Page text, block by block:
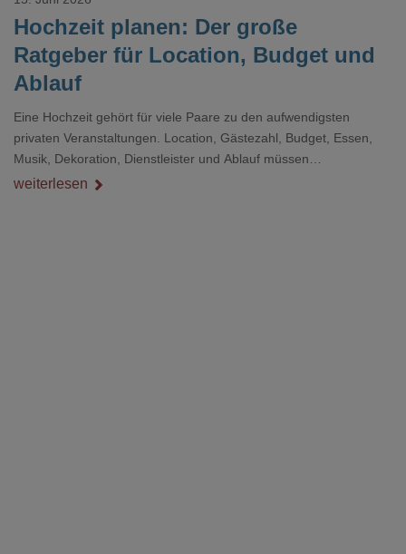
Hochzeit planen: Der große
Ratgeber für Location, Budget und
Ablauf
Eine Hochzeit gehört für viele Paare zu den aufwendigsten
privaten Veranstaltungen. Location, Gästezahl, Budget, Essen,
Musik, Dekoration, Dienstleister und Ablauf müssen
zusammenpassen, damit der Tag gut organisiert ist und trotzdem
weiterlesen